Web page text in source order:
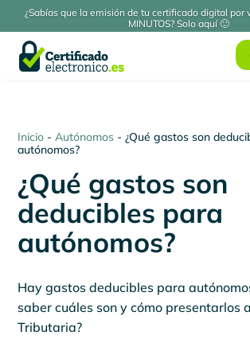
¿Sabías que la emisión de tu certificado digital por
MINUTOS? Solo aquí 🙂
Inicio -Autónomos -¿Qué gastos son
autónomos?
¿Qué gastos son
deducibles para
autónomos?
Hay gastos deducibles para
saber cuáles son y cómo presentarlos
Tributaria?